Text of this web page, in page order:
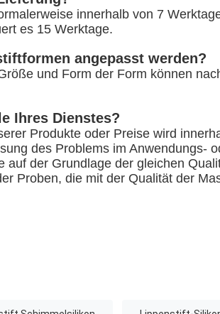
innerhalb von 7
es 15 Werktage.
angepasst werden?
und Form der Form können
Ihres Dienstes?
Produkte oder Preise wird
des Problems im Anwendungs-
auf der Grundlage der gleichen
Proben, die mit der Qualität der